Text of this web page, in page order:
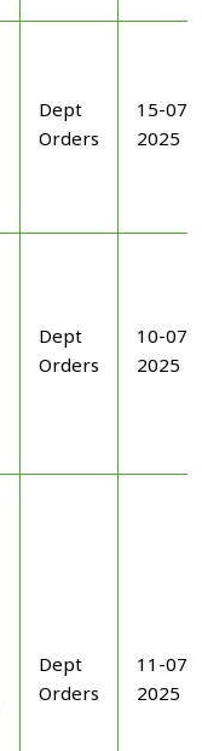
Dept
Orders
15-07-
2025
Dept
Orders
10-07-
2025
Dept
Orders
11-07-
2025